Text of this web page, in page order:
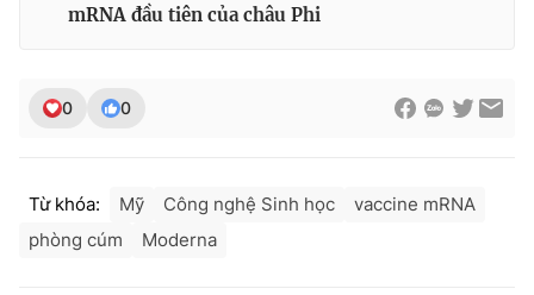
mRNA đầu tiên của châu Phi
0 0
Từ khóa: Mỹ Công nghệ Sinh học
vaccine mRNA
phòng cúm
Moderna